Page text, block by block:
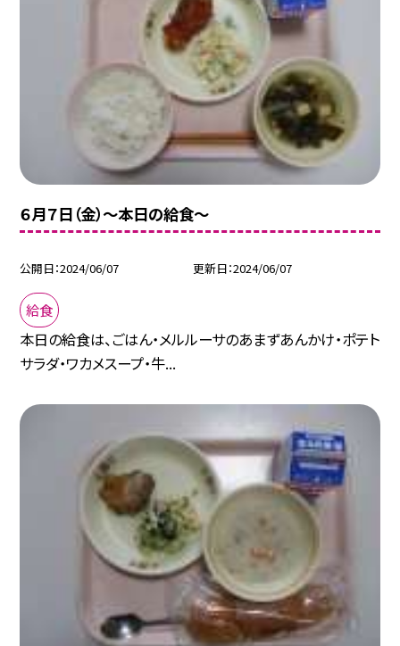
６月７日（金）〜本日の給食〜
公開日 2024/06/07 更新日 2024/06/07
給食
本日の給食は、ごはん・メルルーサのあまずあんかけ・ポテト
サラダ・ワカメスープ・牛...